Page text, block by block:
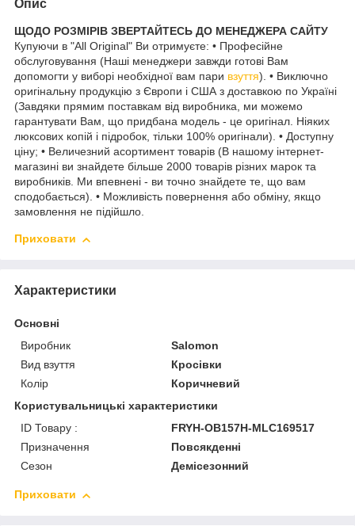
Опис
ЩОДО РОЗМІРІВ ЗВЕРТАЙТЕСЬ ДО МЕНЕДЖЕРА САЙТУ
Купуючи в "All Original" Ви отримуєте: • Професійне
обслуговування (Наші менеджери завжди готові Вам
допомогти у виборі необхідної вам пари взуття). • Виключно
оригінальну продукцію з Європи і США з доставкою по Україні
(Завдяки прямим поставкам від виробника, ми можемо
гарантувати Вам, що придбана модель - це оригінал. Ніяких
люксових копій і підробок, тільки 100% оригінали). • Доступну
ціну; • Величезний асортимент товарів (В нашому інтернет-
магазині ви знайдете більше 2000 товарів різних марок та
виробників. Ми впевнені - ви точно знайдете те, що вам
сподобається). • Можливість повернення або обміну, якщо
замовлення не підійшло.
Приховати
Характеристики
Основні
Виробник
Salomon
Вид взуття
Кросівки
Колір
Коричневий
Користувальницькі характеристики
ID Товару :
FRYH-OB157H-MLC169517
Призначення
Повсякденні
Сезон
Демісезонний
Приховати